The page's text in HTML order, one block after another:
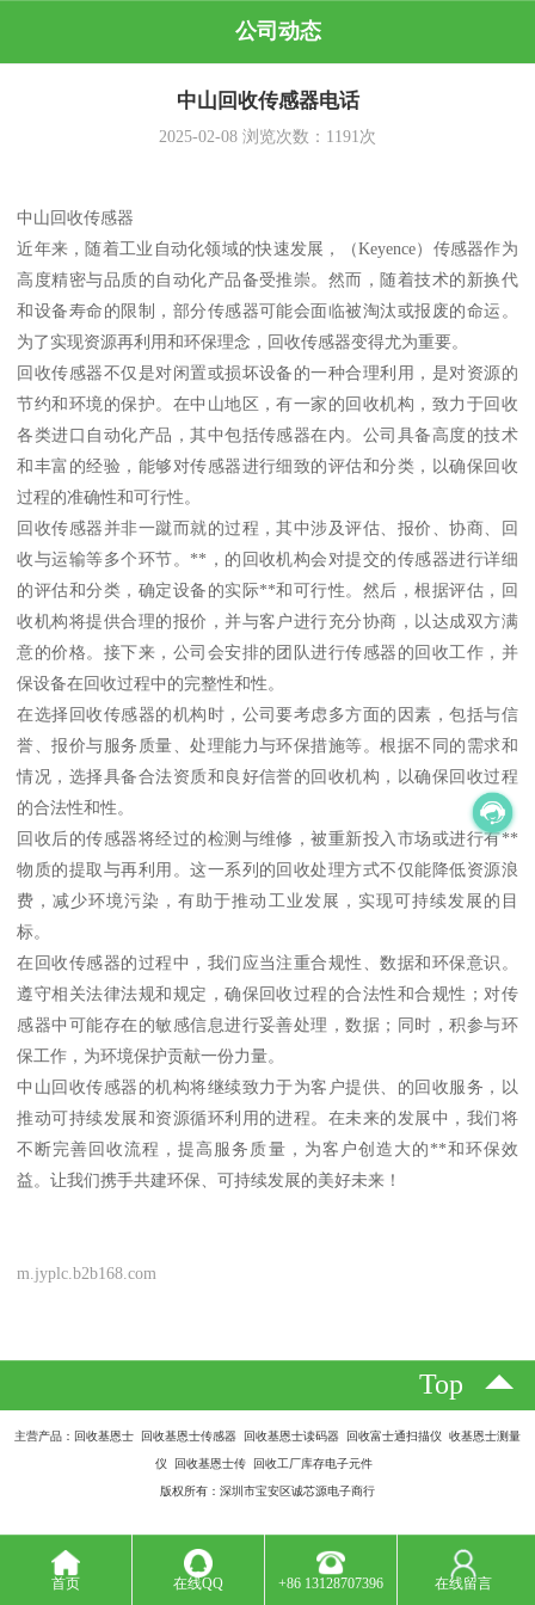
公司动态
中山回收传感器电话
2025-02-08 浏览次数： 1191次
中山回收传感器
近年来，随着工业自动化领域的快速发展，（Keyence）传感器作为
高度精密与品质的自动化产品备受推崇。然而，随着技术的新换代
和设备寿命的限制，部分传感器可能会面临被淘汰或报废的命运。
为了实现资源再利用和环保理念，回收传感器变得尤为重要。
回收传感器不仅是对闲置或损坏设备的一种合理利用，是对资源的
节约和环境的保护。在中山地区，有一家的回收机构，致力于回收
各类进口自动化产品，其中包括传感器在内。公司具备高度的技术
和丰富的经验，能够对传感器进行细致的评估和分类，以确保回收
过程的准确性和可行性。
回收传感器并非一蹴而就的过程，其中涉及评估、报价、协商、回
收与运输等多个环节。**，的回收机构会对提交的传感器进行详细
的评估和分类，确定设备的实际**和可行性。然后，根据评估，回
收机构将提供合理的报价，并与客户进行充分协商，以达成双方满
意的价格。接下来，公司会安排的团队进行传感器的回收工作，并
保设备在回收过程中的完整性和性。
在选择回收传感器的机构时，公司要考虑多方面的因素，包括与信
誉、报价与服务质量、处理能力与环保措施等。根据不同的需求和
情况，选择具备合法资质和良好信誉的回收机构，以确保回收过程
的合法性和性。
回收后的传感器将经过的检测与维修，被重新投入市场或进行有**
物质的提取与再利用。这一系列的回收处理方式不仅能降低资源浪
费，减少环境污染，有助于推动工业发展，实现可持续发展的目
标。
在回收传感器的过程中，我们应当注重合规性、数据和环保意识。
遵守相关法律法规和规定，确保回收过程的合法性和合规性；对传
感器中可能存在的敏感信息进行妥善处理，数据；同时，积参与环
保工作，为环境保护贡献一份力量。
中山回收传感器的机构将继续致力于为客户提供、的回收服务，以
推动可持续发展和资源循环利用的进程。在未来的发展中，我们将
不断完善回收流程，提高服务质量，为客户创造大的**和环保效
益。让我们携手共建环保、可持续发展的美好未来！
m.jyplc.b2b168.com
Top
主营产品：回收基恩士 回收基恩士传感器 回收基恩士读码器 回收富士通扫描仪 收基恩士测量
仪 回收基恩士传 回收工厂库存电子元件
版权所有：深圳市宝安区诚芯源电子商行
首页 在线QQ +86 13128707396 在线留言